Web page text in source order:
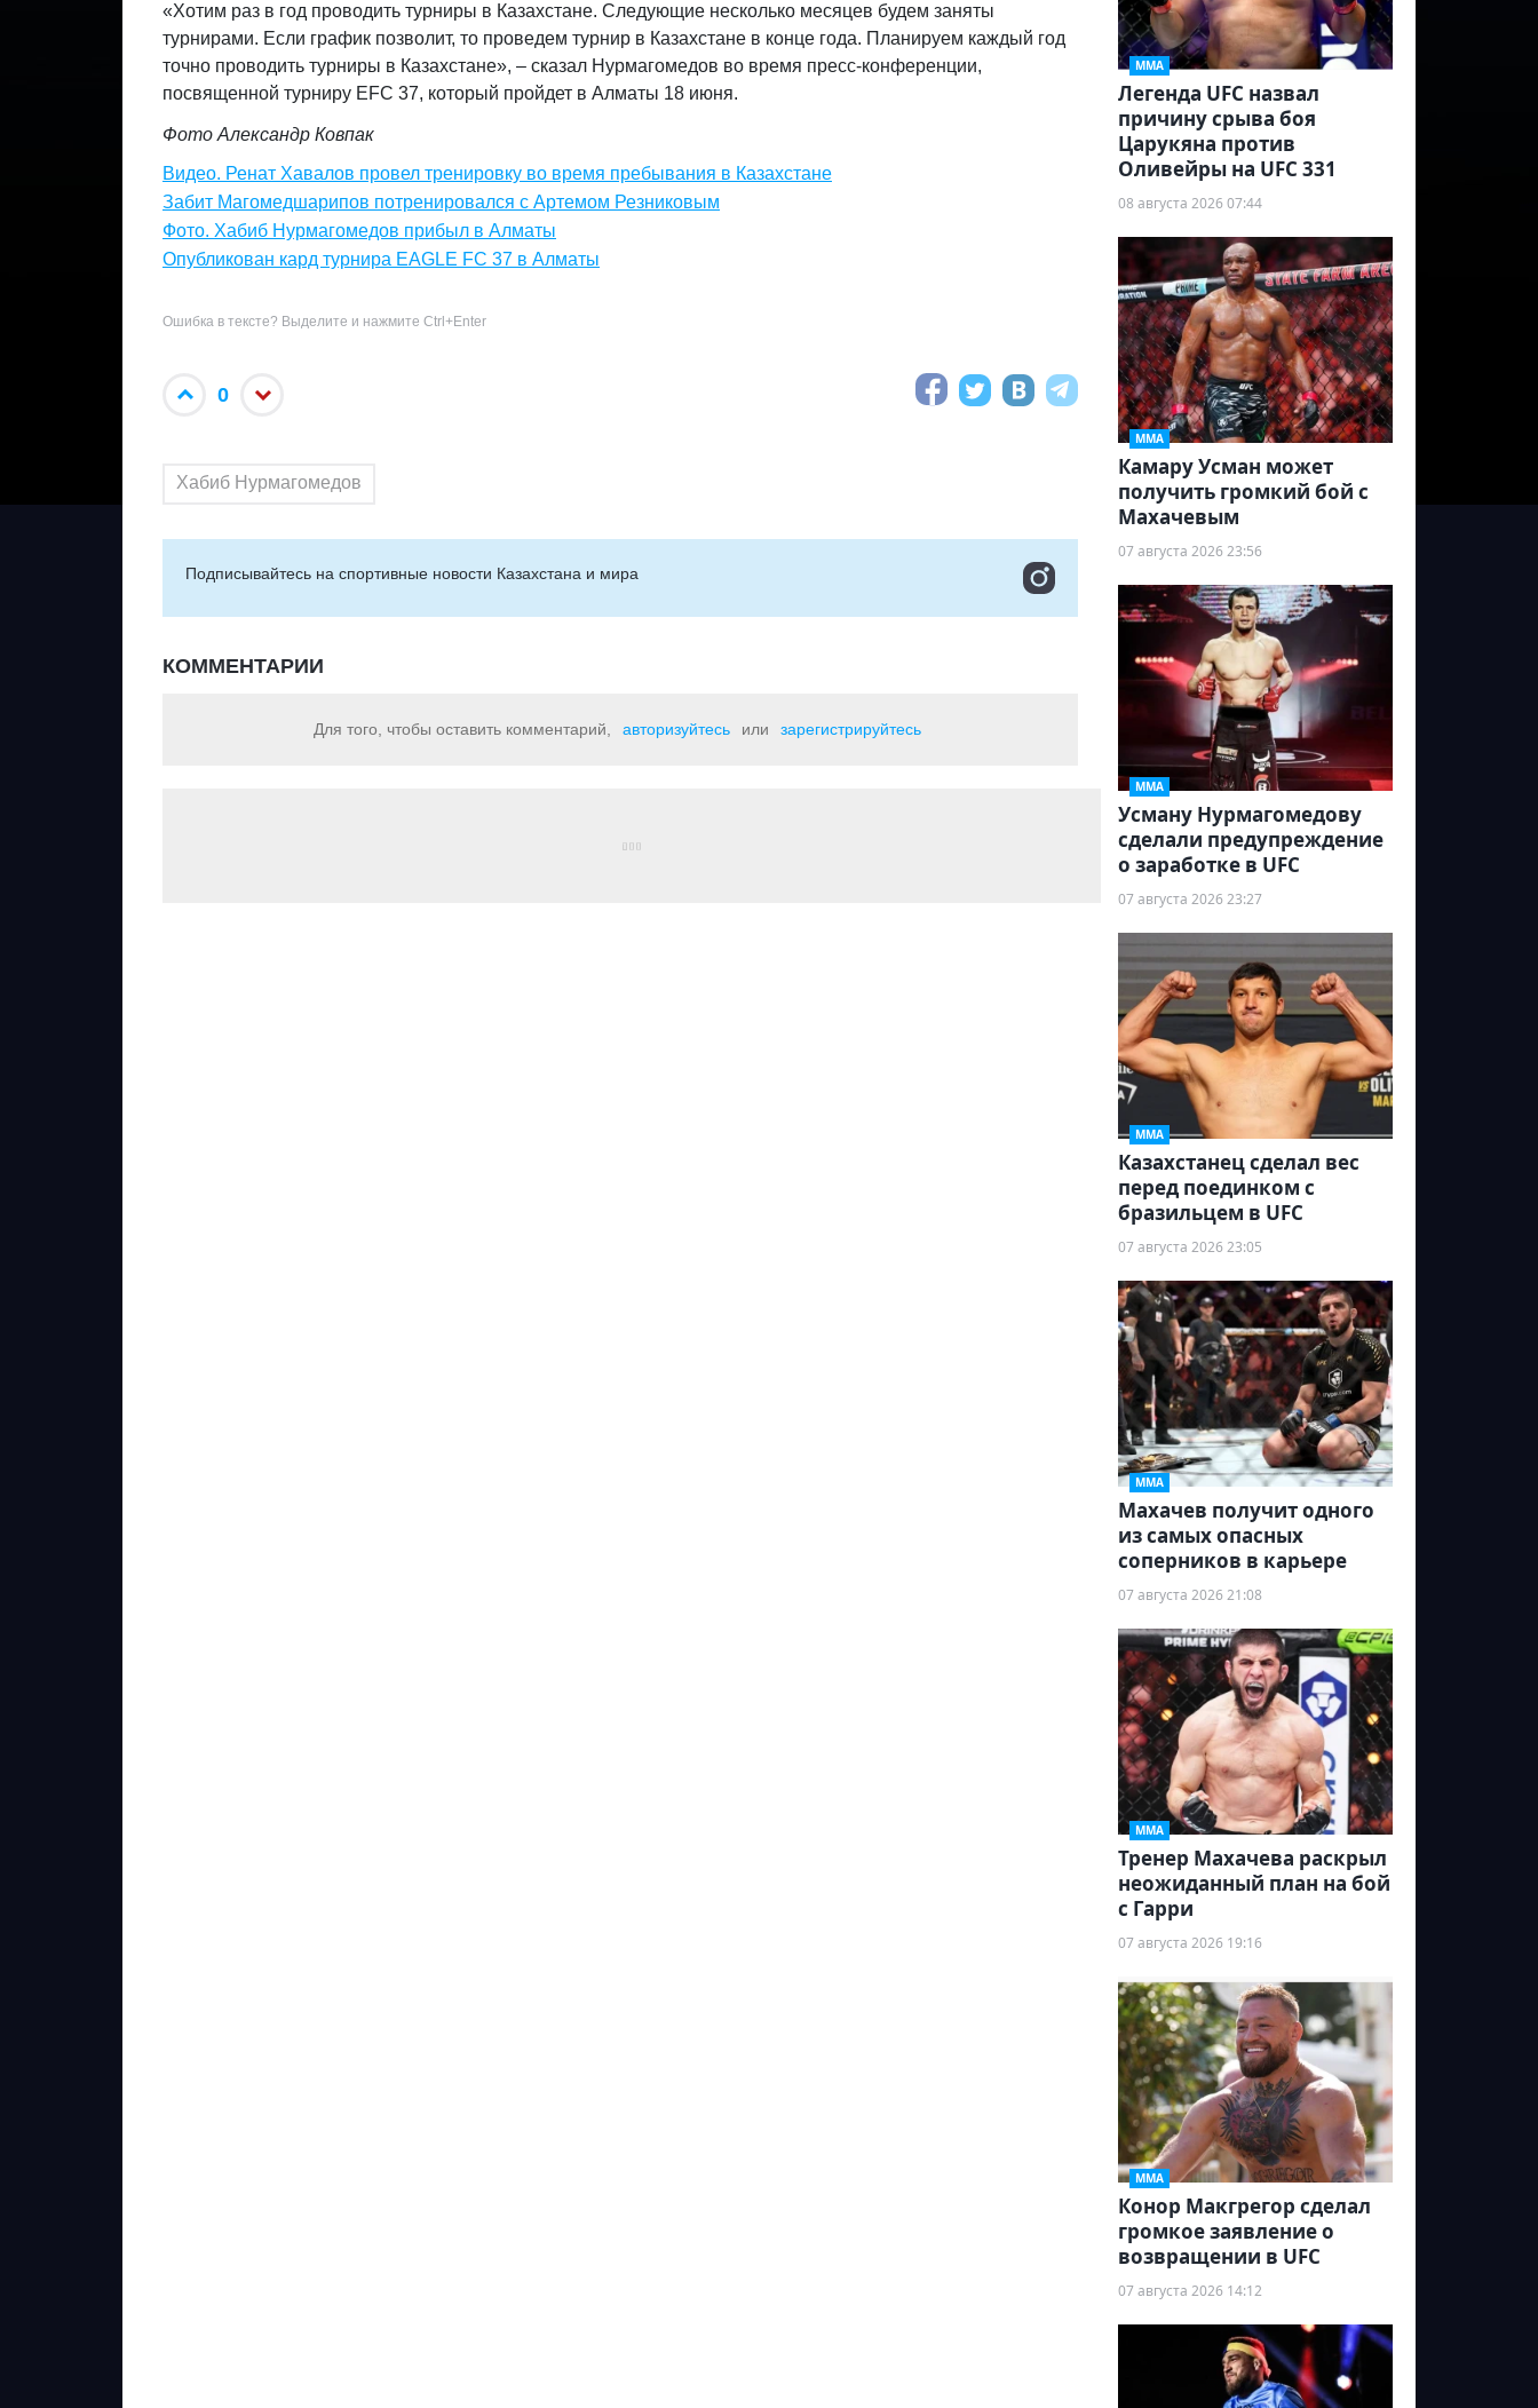
«Хотим раз в год проводить турниры в Казахстане. Следующие несколько месяцев будем заняты
турнирами. Если график позволит, то проведем турнир в Казахстане в конце года. Планируем каждый год
точно проводить турниры в Казахстане», – сказал Нурмагомедов во время пресс-конференции,
посвященной турниру EFC 37, который пройдет в Алматы 18 июня.
Фото Александр Ковпак
Видео. Ренат Хавалов провел тренировку во время пребывания в Казахстане
Забит Магомедшарипов потренировался с Артемом Резниковым
Фото. Хабиб Нурмагомедов прибыл в Алматы
Опубликован кард турнира EAGLE FC 37 в Алматы
Ошибка в тексте? Выделите и нажмите Ctrl+Enter
0
Хабиб Нурмагомедов
Подписывайтесь на cпортивные новости Казахстана и мира
КОММЕНТАРИИ
Для того, чтобы оставить комментарий, авторизуйтесь или зарегистрируйтесь
ММА
Легенда UFC назвал
причину срыва боя
Царукяна против
Оливейры на UFC 331
08 августа 2026 07:44
ММА
Камару Усман может
получить громкий бой с
Махачевым
07 августа 2026 23:56
ММА
Усману Нурмагомедову
сделали предупреждение
о заработке в UFC
07 августа 2026 23:27
ММА
Казахстанец сделал вес
перед поединком с
бразильцем в UFC
07 августа 2026 23:05
ММА
Махачев получит одного
из самых опасных
соперников в карьере
07 августа 2026 21:08
ММА
Тренер Махачева раскрыл
неожиданный план на бой
с Гарри
07 августа 2026 19:16
ММА
Конор Макгрегор сделал
громкое заявление о
возвращении в UFC
07 августа 2026 14:12